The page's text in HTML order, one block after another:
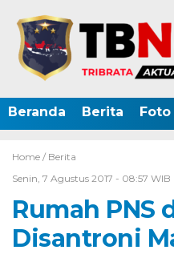
Beranda Berita Foto
Home / Berita
Senin, 7 Agustus 2017 - 08:57 WIB
Rumah PNS
Disantroni